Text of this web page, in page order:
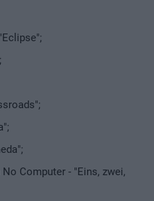
Computer - "Eins, zwei,